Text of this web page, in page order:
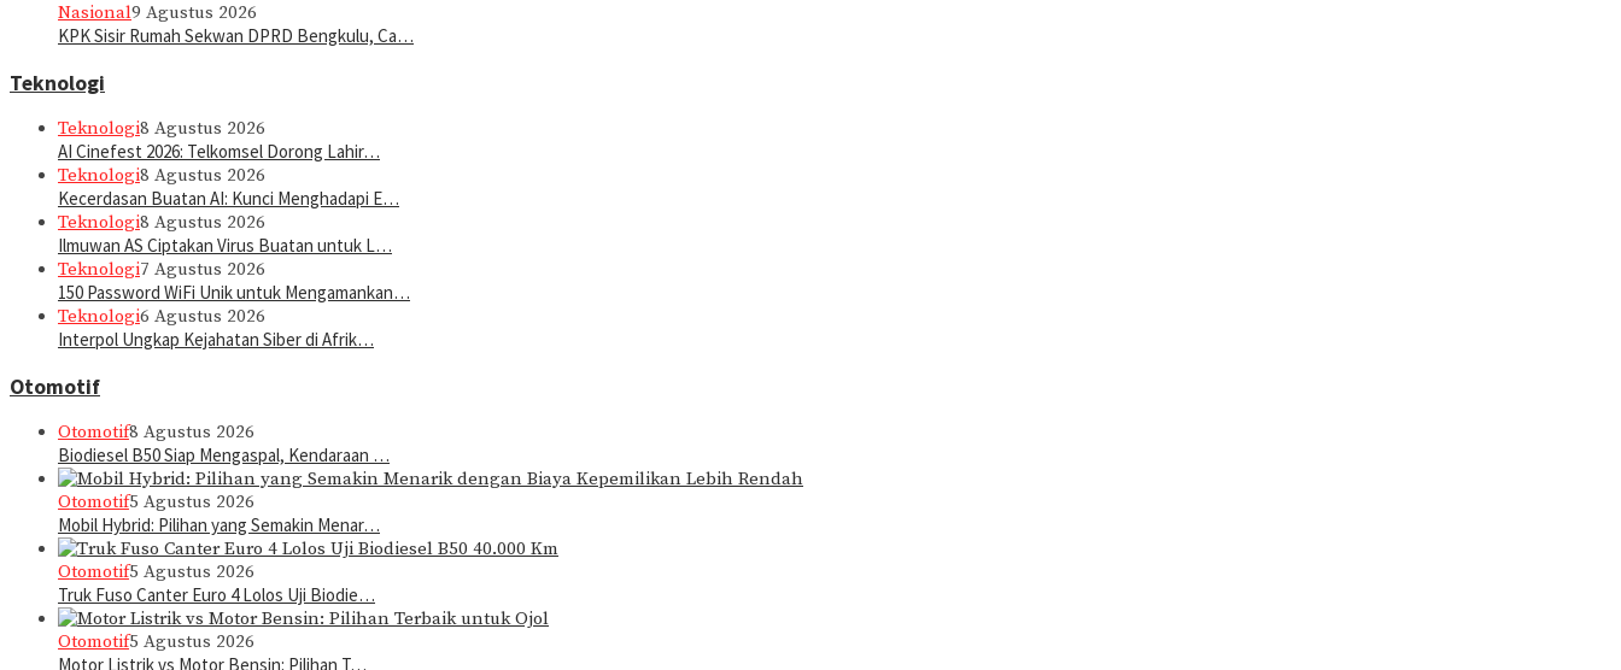
Nasional9 Agustus 2026
KPK Sisir Rumah Sekwan DPRD Bengkulu, Ca…
Teknologi
Teknologi8 Agustus 2026
AI Cinefest 2026: Telkomsel Dorong Lahir…
Teknologi8 Agustus 2026
Kecerdasan Buatan AI: Kunci Menghadapi E…
Teknologi8 Agustus 2026
Ilmuwan AS Ciptakan Virus Buatan untuk L…
Teknologi7 Agustus 2026
150 Password WiFi Unik untuk Mengamankan…
Teknologi6 Agustus 2026
Interpol Ungkap Kejahatan Siber di Afrik…
Otomotif
Otomotif8 Agustus 2026
Biodiesel B50 Siap Mengaspal, Kendaraan …
Otomotif5 Agustus 2026
Mobil Hybrid: Pilihan yang Semakin Menar…
Otomotif5 Agustus 2026
Truk Fuso Canter Euro 4 Lolos Uji Biodie…
Otomotif5 Agustus 2026
Motor Listrik vs Motor Bensin: Pilihan T…